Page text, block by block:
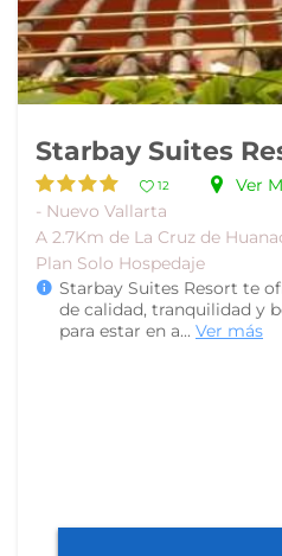
Starbay Suites
12
Ver
- Nuevo Vallarta
A 2.7Km de La Cruz de
Plan Solo Hospedaje
Starbay Suites Resort te
de calidad, tranquilidad y
para estar en a... Ver más